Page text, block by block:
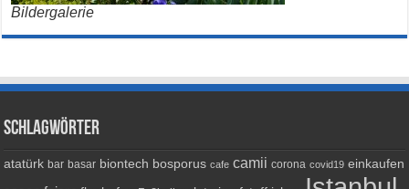
Bildergalerie
Schlagwörter
atatürk bar basar biontech bosporus cafe camii corona covid19 einkaufen